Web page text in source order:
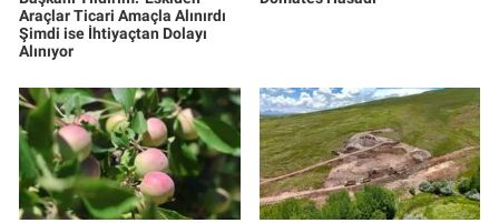
Araçlar Ticari Amaçla Alınırdı
Şimdi ise İhtiyaçtan Dolayı
Alınıyor